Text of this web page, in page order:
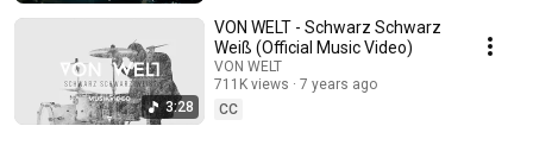
3:28
VON WELT - Schwarz Schwarz
Weiß (Official Music Video)
VON WELT
711K views
7 years ago
CC